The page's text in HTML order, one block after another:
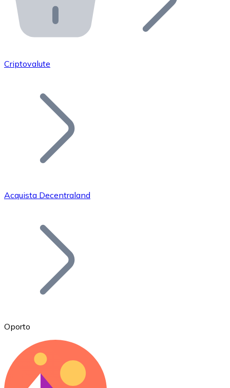
API Bitnovo
Integra la nostra API nel tuo ecosistema.
Unisciti alla nostra rete di rivenditori e
Aggiungi il token del tuo progetto al nostro servizio di
Bitcoin
Ethereum
Criptovalute
Acquista Decentraland
Oporto